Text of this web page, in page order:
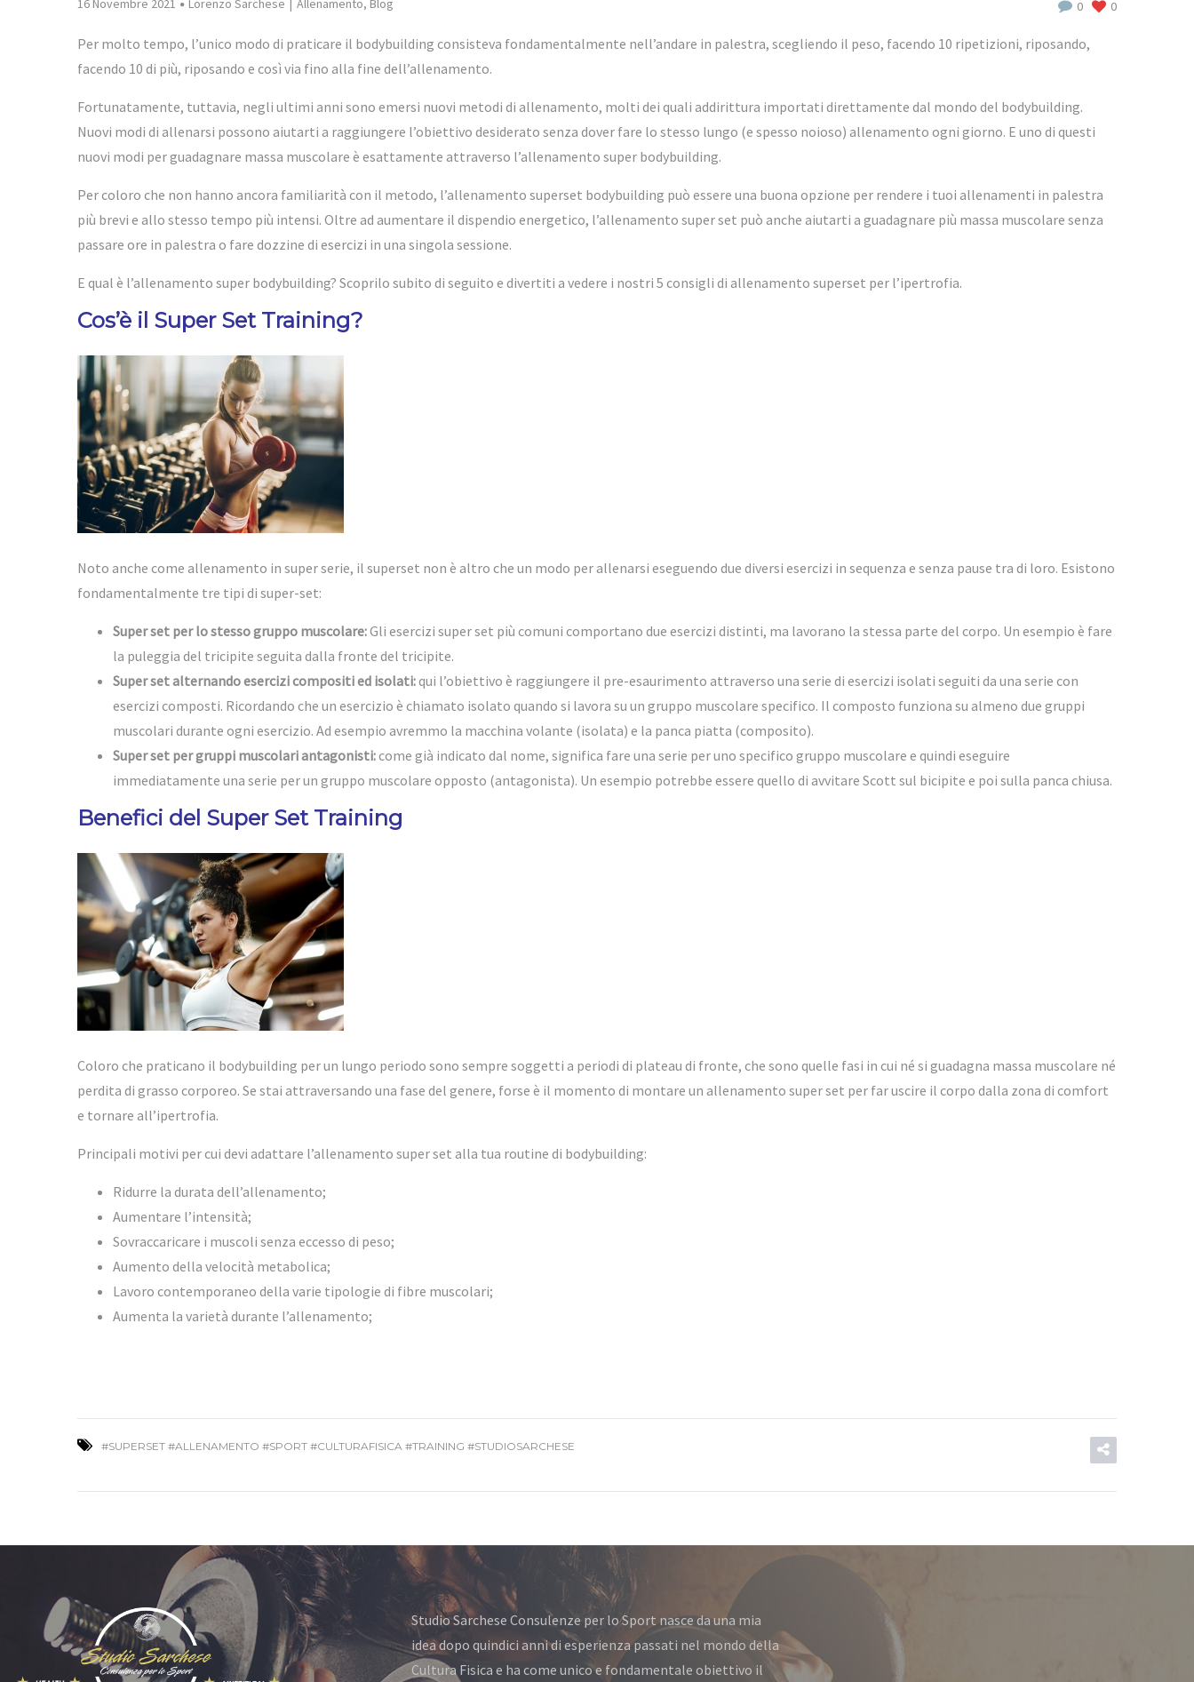
16 Novembre 2021 Lorenzo Sarchese Allenamento, Blog 0 0
Per molto tempo, l’unico modo di praticare il bodybuilding consisteva fondamentalmente nell’andare in palestra, scegliendo il peso, facendo 10 ripetizioni, riposando,
facendo 10 di più, riposando e così via fino alla fine dell’allenamento.
Fortunatamente, tuttavia, negli ultimi anni sono emersi nuovi metodi di allenamento, molti dei quali addirittura importati direttamente dal mondo del bodybuilding.
Nuovi modi di allenarsi possono aiutarti a raggiungere l’obiettivo desiderato senza dover fare lo stesso lungo (e spesso noioso) allenamento ogni giorno. E uno di questi
nuovi modi per guadagnare massa muscolare è esattamente attraverso l’allenamento super bodybuilding.
Per coloro che non hanno ancora familiarità con il metodo, l’allenamento superset bodybuilding può essere una buona opzione per rendere i tuoi allenamenti in palestra
più brevi e allo stesso tempo più intensi. Oltre ad aumentare il dispendio energetico, l’allenamento super set può anche aiutarti a guadagnare più massa muscolare senza
passare ore in palestra o fare dozzine di esercizi in una singola sessione.
E qual è l’allenamento super bodybuilding? Scoprilo subito di seguito e divertiti a vedere i nostri 5 consigli di allenamento superset per l’ipertrofia.
Cos’è il Super Set Training?
Noto anche come allenamento in super serie, il superset non è altro che un modo per allenarsi eseguendo due diversi esercizi in sequenza e senza pause tra di loro. Esistono
fondamentalmente tre tipi di super-set:
Super set per lo stesso gruppo muscolare:Gli esercizi super set più comuni comportano due esercizi distinti, ma lavorano la stessa parte del corpo. Un esempio è fare
la puleggia del tricipite seguita dalla fronte del tricipite.
Super set alternando esercizi compositi ed isolati:qui l’obiettivo è raggiungere il pre-esaurimento attraverso una serie di esercizi isolati seguiti da una serie con
esercizi composti. Ricordando che un esercizio è chiamato isolato quando si lavora su un gruppo muscolare specifico. Il composto funziona su almeno due gruppi
muscolari durante ogni esercizio. Ad esempio avremmo la macchina volante (isolata) e la panca piatta (composito).
Super set per gruppi muscolari antagonisti:come già indicato dal nome, significa fare una serie per uno specifico gruppo muscolare e quindi eseguire
immediatamente una serie per un gruppo muscolare opposto (antagonista). Un esempio potrebbe essere quello di avvitare Scott sul bicipite e poi sulla panca chiusa.
Benefici del Super Set Training
Coloro che praticano il bodybuilding per un lungo periodo sono sempre soggetti a periodi di plateau di fronte, che sono quelle fasi in cui né si guadagna massa muscolare né
perdita di grasso corporeo. Se stai attraversando una fase del genere, forse è il momento di montare un allenamento super set per far uscire il corpo dalla zona di comfort
e tornare all’ipertrofia.
Principali motivi per cui devi adattare l’allenamento super set alla tua routine di bodybuilding:
Ridurre la durata dell’allenamento;
Aumentare l’intensità;
Sovraccaricare i muscoli senza eccesso di peso;
Aumento della velocità metabolica;
Lavoro contemporaneo della varie tipologie di fibre muscolari;
Aumenta la varietà durante l’allenamento;
#SUPERSET #ALLENAMENTO #SPORT #CULTURAFISICA #TRAINING #STUDIOSARCHESE
Studio Sarchese Consulenze per lo Sport nasce da una mia
idea dopo quindici anni di esperienza passati nel mondo della
Cultura Fisica e ha come unico e fondamentale obiettivo il